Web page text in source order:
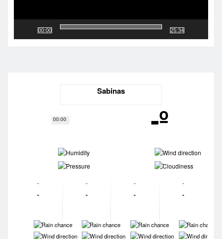
00:00
00:00
25:34
Sabinas
-º
-
-
-
-
-
-
-
-
-
-
-
-
-
-
-
-
-
-
-
-